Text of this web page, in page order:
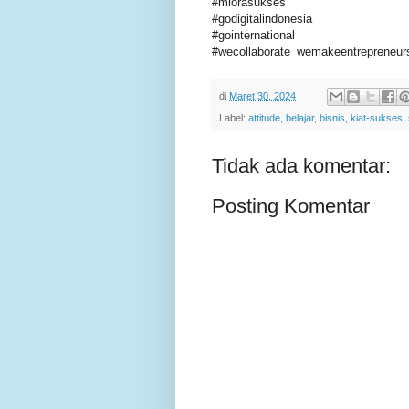
#godigitalindonesia
#gointernational
di Maret 30, 2024
Label: attitude belajar, bisnis kiat-sukses
Tidak ada komentar:
Posting Komentar